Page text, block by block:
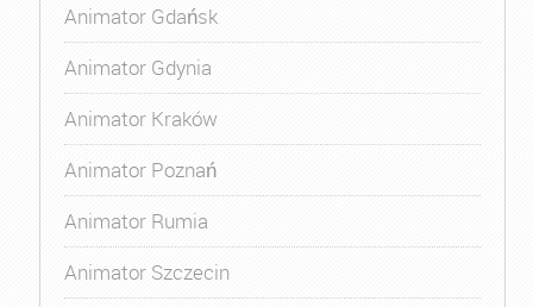
Animator Gdańsk
Animator Gdynia
Animator Kraków
Animator Poznań
Animator Rumia
Animator Szczecin